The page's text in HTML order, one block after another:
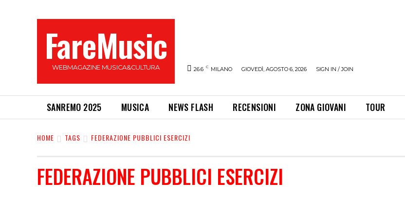
FareMusic
WEBMAGAZINE MUSICA&CULTURA 26.6 C MILANO GIOVEDÌ, AGOSTO 6, 2026 SIGN IN / JOIN
SANREMO 2025 MUSICA NEWS FLASH RECENSIONI ZONA GIOVANI TOUR
HOME TAGS FEDERAZIONE PUBBLICI ESERCIZI
FEDERAZIONE PUBBLICI ESERCIZI